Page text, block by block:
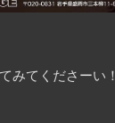
みてくださーい！